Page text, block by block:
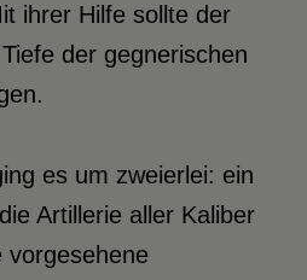
ihrer Hilfe sollte der
der gegnerischen
es um zweierlei: ein
Artillerie aller Kaliber
vorgesehene